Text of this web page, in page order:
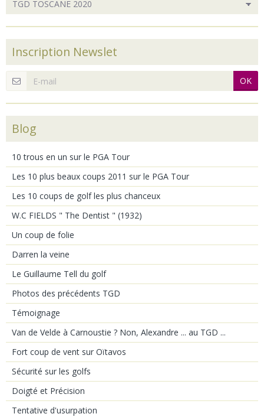
Inscription Newslet
OK
Blog
10 trous en un sur le PGA Tour
Les 10 plus beaux coups 2011 sur le PGA Tour
Les 10 coups de golf les plus chanceux
W.C FIELDS " The Dentist " (1932)
Un coup de folie
Darren la veine
Le Guillaume Tell du golf
Photos des précédents TGD
Témoignage
Van de Velde à Carnoustie ? Non, Alexandre ... au TGD ...
Fort coup de vent sur Oïtavos
Sécurité sur les golfs
Doigté et Précision
Tentative d'usurpation